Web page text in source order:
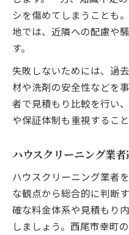
シを傷めてしまうことも
地では、近隣への配慮や
す。
失敗しないためには、過
材や洗剤の安全性などを
者で見積もり比較を行い
や保証体制も重視するこ
ハウスクリーニング業
ハウスクリーニング業者
な観点から総合的に判断
確な料金体系や見積もり
しましょう。西尾市幸町